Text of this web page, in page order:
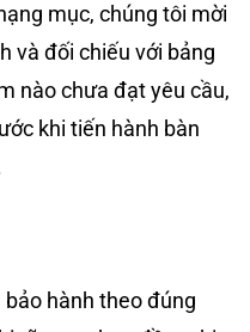
mục, chúng tôi mời
và đối chiếu với bảng
nào chưa đạt yêu cầu,
khi tiến hành bàn
hành theo đúng